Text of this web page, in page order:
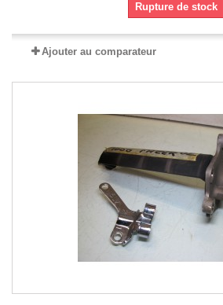
Rupture de stock
Ajouter au comparateur